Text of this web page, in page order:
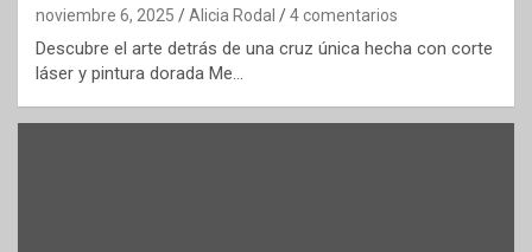
noviembre 6, 2025 Alicia Rodal 4 comentarios
Descubre el arte detrás de una cruz única hecha con corte
láser y pintura dorada Me…